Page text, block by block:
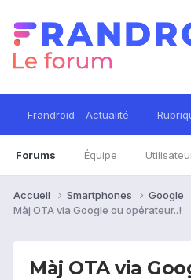
Frandroid - Actualité
Forums Équipe
Accueil Smartphones Google
Màj OTA via Google ou opérateur..!
Màj OTA via